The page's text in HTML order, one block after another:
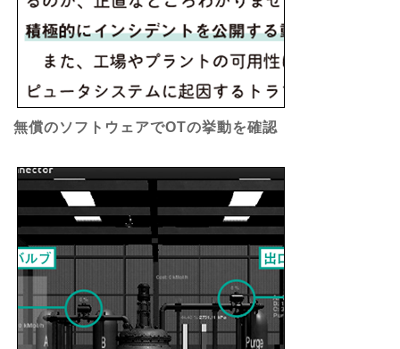
無償のソフトウェアでOTの挙動を確認